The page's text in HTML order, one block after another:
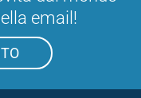
email!